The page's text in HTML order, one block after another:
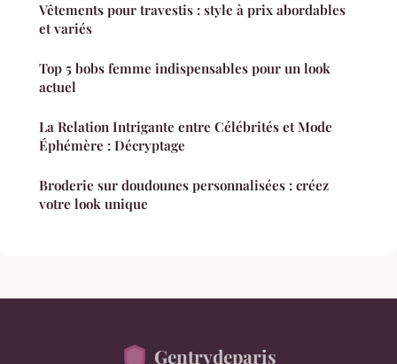
Vêtements pour travestis : style à prix abordables
et variés
Top 5 bobs femme indispensables pour un look
actuel
La Relation Intrigante entre Célébrités et Mode
Éphémère : Décryptage
Broderie sur doudounes personnalisées : créez
votre look unique
Gentrydeparis